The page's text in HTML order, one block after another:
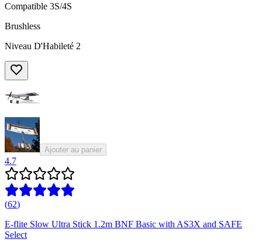
Compatible 3S/4S
Brushless
Niveau D'Habileté 2
Ajouter au panier
4.7
(62)
E-flite Slow Ultra Stick 1.2m BNF Basic with AS3X and SAFE
Select